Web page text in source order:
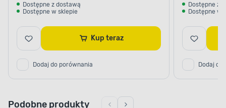
Dostępne z dostawą
Dostępne w sklepie
Kup teraz
Dodaj do porównania
Dostępne z
Dostępne w
Dodaj do
Podobne produkty